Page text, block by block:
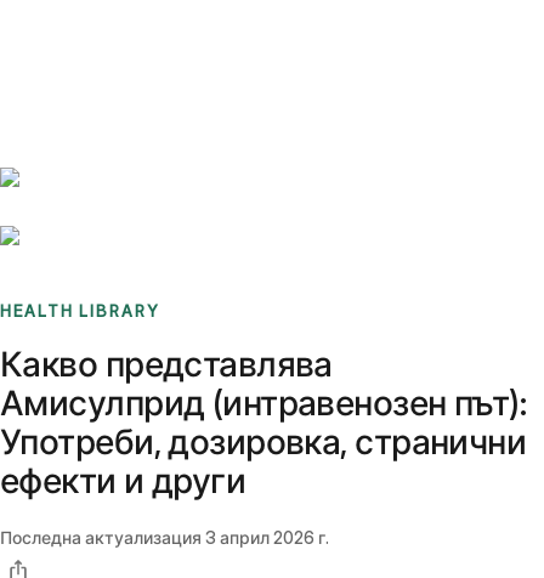
HEALTH LIBRARY
Какво представлява
Амисулприд (интравенозен път):
Употреби, дозировка, странични
ефекти и други
Последна актуализация 3 април 2026 г.